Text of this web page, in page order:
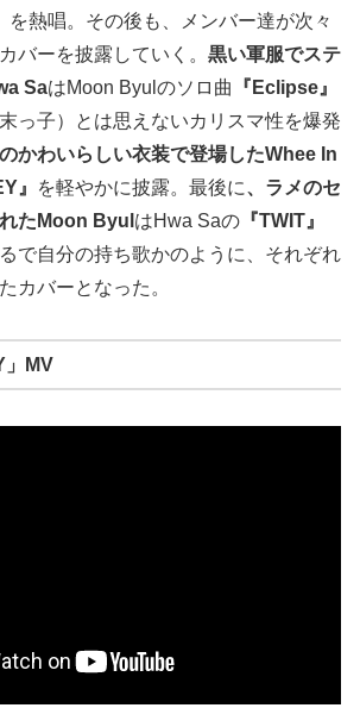
を熱唱。その後も、メンバー達が次々
バーを披露していく。 黒い軍服でステ
SaはMoon Byulのソロ曲
『Eclipse』
っ子）とは思えないカリスマ性を爆発
かわいらしい衣装で登場したWhee In
』 を軽やかに披露。最後に、ラメのセ
たMoon Byul はHwa Saの 『TWIT』
で自分の持ち歌かのように、それぞれ
カバーとなった。
MV